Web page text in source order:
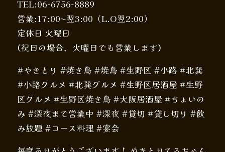
TEL:06-6756-8889
営業:17:00〜翌3:00（L.O翌2:00）
定休日 火曜日
(祝日の場合、火曜日でも営業します)
#やきとり #焼き鳥 #焼鳥 #生野区 #小路 #北巽
#小路グルメ #北巽グルメ #生野区居酒屋 #生野
区グルメ #生野区焼き鳥 #大阪居酒屋 #ちょいの
み #深夜まで営業中 #深夜 #貸切 #貸し切り #飲
み放題 #コース料理 #宴会